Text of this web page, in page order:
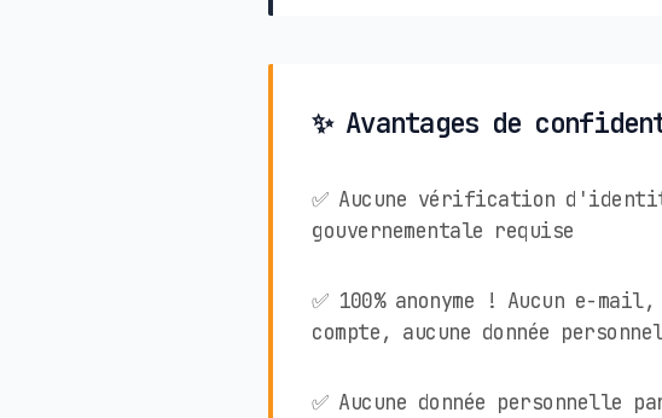
✨ Avantages de
✅ Aucune vérification
gouvernementale requise
✅ 100% anonyme ! Aucun e-mail,
compte, aucune donnée
✅ Aucune donnée personnelle